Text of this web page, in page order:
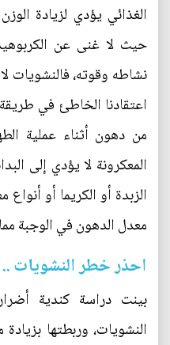
الغذائي يؤدي لزيادة
حيث لا غنى عن
نشاطه وقوته،
اعتقادنا الخاطئ في
من دهون أثناء عملية
المعكرونة لا يؤدي إلى
الزبدة أو الكريما أو
معدل الدهون في الوجبة
احذر خطر النشويات ..
بينت دراسة كندية
النشويات، وربطتها